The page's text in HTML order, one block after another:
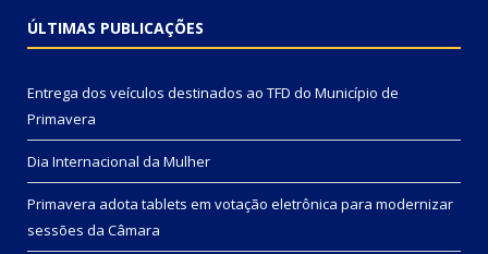
ÚLTIMAS PUBLICAÇÕES
Entrega dos veículos destinados ao TFD do Município de
Primavera
Dia Internacional da Mulher
Primavera adota tablets em votação eletrônica para modernizar
sessões da Câmara